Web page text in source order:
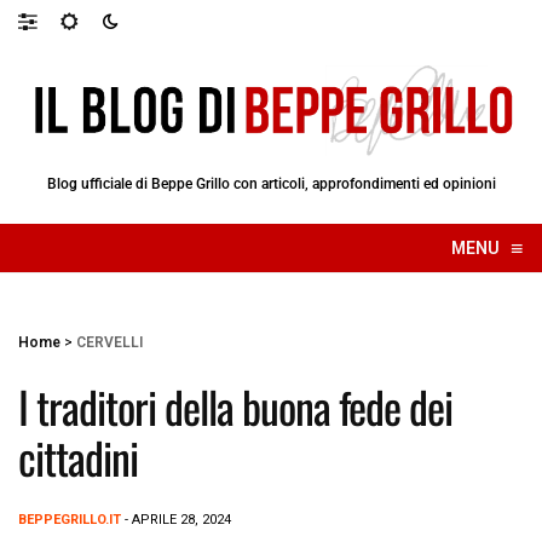
Blog ufficiale di Beppe Grillo con articoli, approfondimenti ed opinioni
MENU ≡
☰
Home > CERVELLI
I traditori della buona fede dei
cittadini
BEPPEGRILLO.IT - APRILE 28, 2024